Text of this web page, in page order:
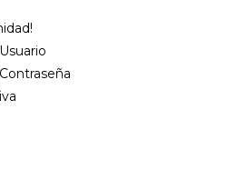
Usuario
Contraseña